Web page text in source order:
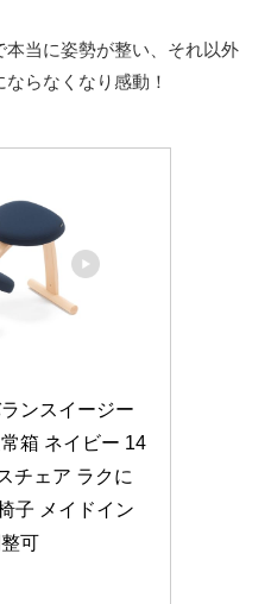
当に姿勢が整い、それ以外
らなくなり感動！
ンスイージー
箱 ネイビー 14
チェア ラクに
子 メイドイン
可